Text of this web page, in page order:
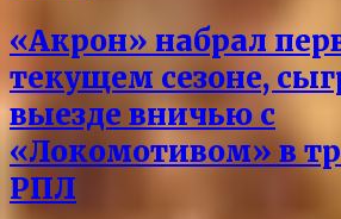
«Акрон» набрал
текущем сезоне,
выезде вничью с
«Локомотивом» в
РПЛ